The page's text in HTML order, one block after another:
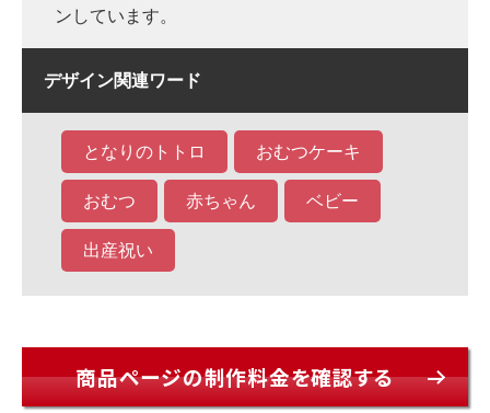
ンしています。
デザイン関連ワード
となりのトトロ おむつケーキ
おむつ 赤ちゃん ベビー
出産祝い
商品ページの制作料金を確認する